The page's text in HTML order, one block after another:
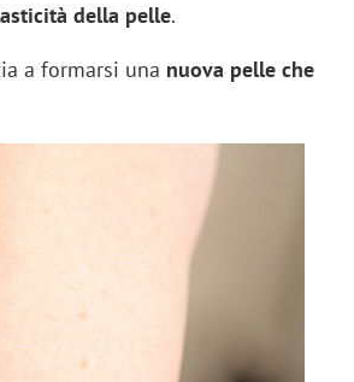
della pelle.
a formarsi una nuova pelle che